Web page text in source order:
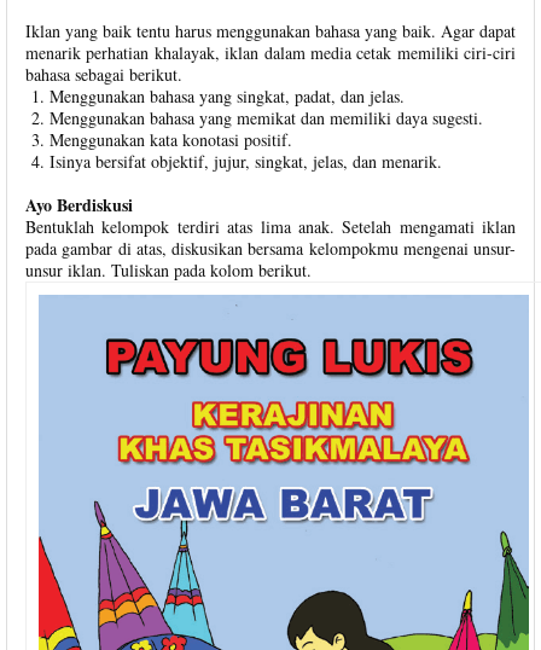
Iklan yang baik tentu harus menggunakan bahasa yang baik. Agar dapat
menarik perhatian khalayak, iklan dalam media cetak memiliki ciri-ciri
bahasa sebagai berikut.
Menggunakan bahasa yang singkat, padat, dan jelas.
Menggunakan bahasa yang memikat dan memiliki daya sugesti.
Menggunakan kata konotasi positif.
Isinya bersifat objektif, jujur, singkat, jelas, dan menarik.
Ayo Berdiskusi
Bentuklah kelompok terdiri atas lima anak. Setelah mengamati iklan
pada gambar di atas, diskusikan bersama kelompokmu mengenai unsur-
unsur iklan. Tuliskan pada kolom berikut.